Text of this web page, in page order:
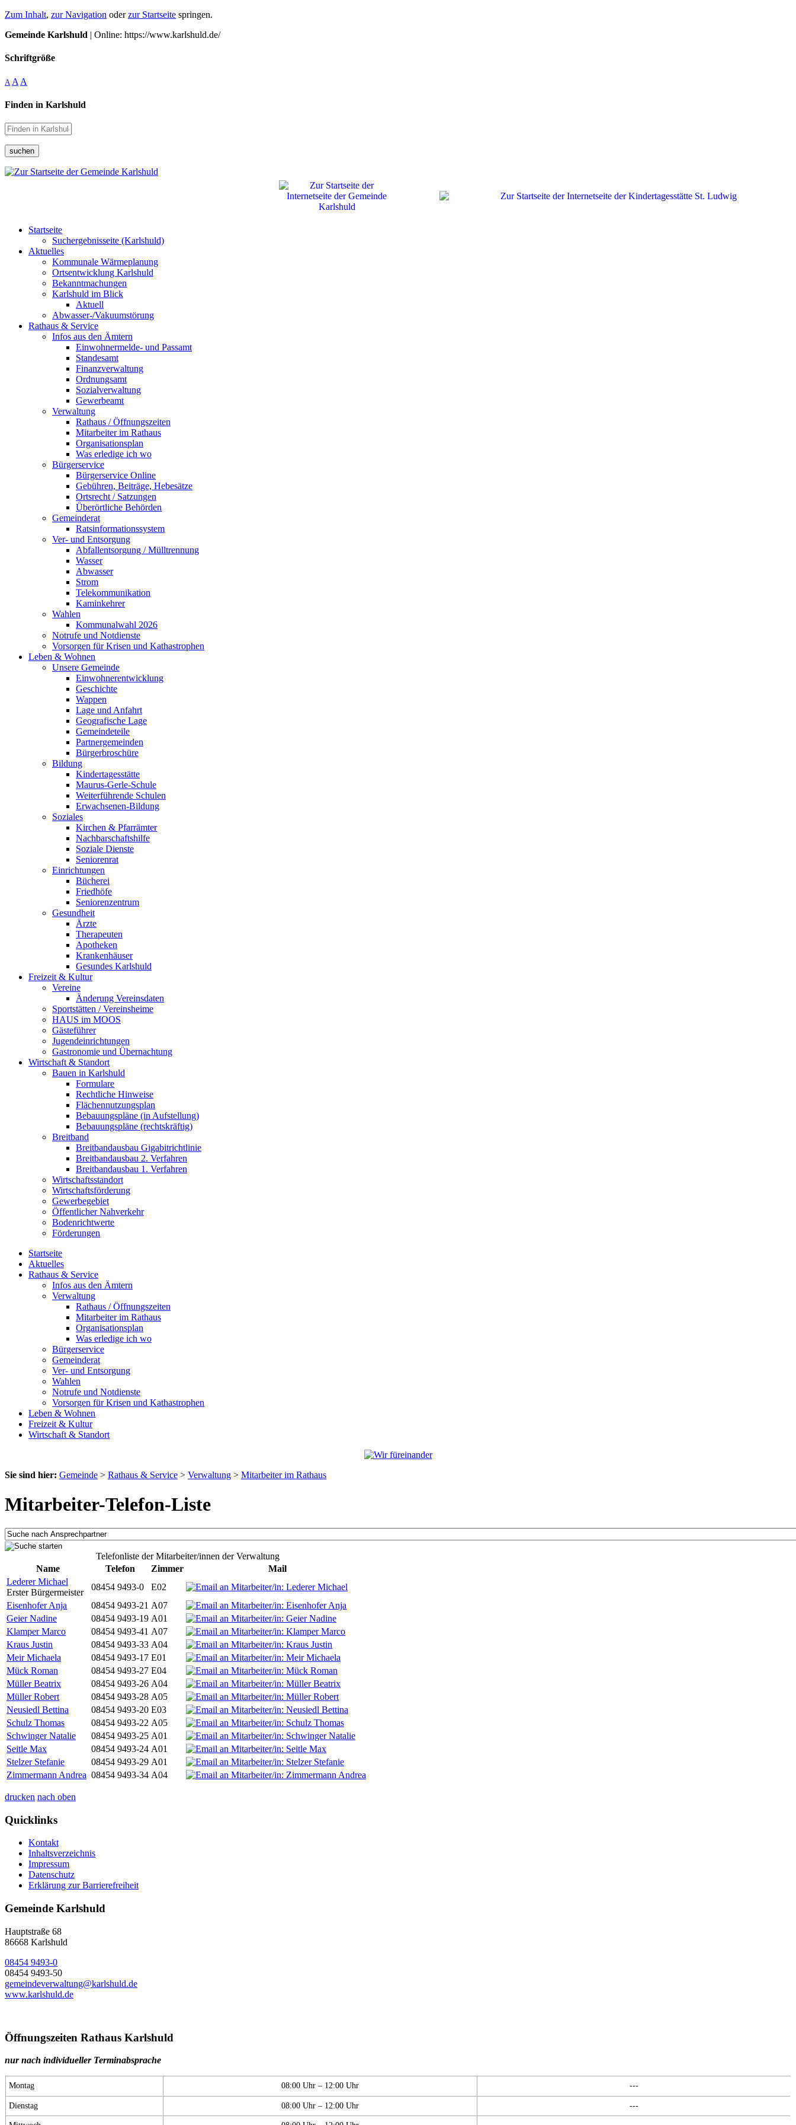
Zum Inhalt, zur Navigation oderzur Startseite springen.
Gemeinde Karlshuld | Online: https://www.karlshuld.de/
Schriftgröße
A A A
Finden in Karlshuld
suchen
Startseite
Suchergebnisseite (Karlshuld)
Aktuelles
Kommunale Wärmeplanung
Ortsentwicklung Karlshuld
Bekanntmachungen
Karlshuld im Blick
Aktuell
Abwasser-/Vakuumstörung
Rathaus & Service
Infos aus den Ämtern
Einwohnermelde- und Passamt
Standesamt
Finanzverwaltung
Ordnungsamt
Sozialverwaltung
Gewerbeamt
Verwaltung
Rathaus / Öffnungszeiten
Mitarbeiter im Rathaus
Organisationsplan
Was erledige ich wo
Bürgerservice
Bürgerservice Online
Gebühren, Beiträge, Hebesätze
Ortsrecht / Satzungen
Überörtliche Behörden
Gemeinderat
Ratsinformationssystem
Ver- und Entsorgung
Abfallentsorgung / Mülltrennung
Wasser
Abwasser
Strom
Telekommunikation
Kaminkehrer
Wahlen
Kommunalwahl 2026
Notrufe und Notdienste
Vorsorgen für Krisen und Kathastrophen
Leben & Wohnen
Unsere Gemeinde
Einwohnerentwicklung
Geschichte
Wappen
Lage und Anfahrt
Geografische Lage
Gemeindeteile
Partnergemeinden
Bürgerbroschüre
Bildung
Kindertagesstätte
Maurus-Gerle-Schule
Weiterführende Schulen
Erwachsenen-Bildung
Soziales
Kirchen & Pfarrämter
Nachbarschaftshilfe
Soziale Dienste
Seniorenrat
Einrichtungen
Bücherei
Friedhöfe
Seniorenzentrum
Gesundheit
Ärzte
Therapeuten
Apotheken
Krankenhäuser
Gesundes Karlshuld
Freizeit & Kultur
Vereine
Änderung Vereinsdaten
Sportstätten / Vereinsheime
HAUS im MOOS
Gästeführer
Jugendeinrichtungen
Gastronomie und Übernachtung
Wirtschaft & Standort
Bauen in Karlshuld
Formulare
Rechtliche Hinweise
Flächennutzungsplan
Bebauungspläne (in Aufstellung)
Bebauungspläne (rechtskräftig)
Breitband
Breitbandausbau Gigabitrichtlinie
Breitbandausbau 2. Verfahren
Breitbandausbau 1. Verfahren
Wirtschaftsstandort
Wirtschaftsförderung
Gewerbegebiet
Öffentlicher Nahverkehr
Bodenrichtwerte
Förderungen
Startseite
Aktuelles
Rathaus & Service
Infos aus den Ämtern
Verwaltung
Rathaus / Öffnungszeiten
Mitarbeiter im Rathaus
Organisationsplan
Was erledige ich wo
Bürgerservice
Gemeinderat
Ver- und Entsorgung
Wahlen
Notrufe und Notdienste
Vorsorgen für Krisen und Kathastrophen
Leben & Wohnen
Freizeit & Kultur
Wirtschaft & Standort
Sie sind hier: Gemeinde > Rathaus & Service > Verwaltung > Mitarbeiter im Rathaus
Mitarbeiter-Telefon-Liste
Telefonliste der Mitarbeiter/innen der Verwaltung
Name
Telefon Zimmer
Mail
Lederer Michael
Erster Bürgermeister
08454 9493-0
E02
Eisenhofer Anja
08454 9493-21 A07
Geier Nadine
08454 9493-19 A01
Klamper Marco
08454 9493-41 A07
Kraus Justin
08454 9493-33 A04
Meir Michaela
08454 9493-17 E01
Mück Roman
08454 9493-27 E04
Müller Beatrix
08454 9493-26 A04
Müller Robert
08454 9493-28 A05
Neusiedl Bettina
08454 9493-20 E03
Schulz Thomas
08454 9493-22 A05
Schwinger Natalie
08454 9493-25 A01
Seitle Max
08454 9493-24 A01
Stelzer Stefanie
08454 9493-29 A01
Zimmermann Andrea 08454 9493-34 A04
drucken nach oben
Quicklinks
Kontakt
Inhaltsverzeichnis
Impressum
Datenschutz
Erklärung zur Barrierefreiheit
Gemeinde Karlshuld
Hauptstraße 68
86668 Karlshuld
08454 9493-0
08454 9493-50
gemeindeverwaltung@karlshuld.de
www.karlshuld.de
Öffnungszeiten Rathaus Karlshuld
nur nach individueller Terminabsprache
Montag 08:00 Uhr – 12:00 Uhr ---
Dienstag 08:00 Uhr – 12:00 Uhr ---